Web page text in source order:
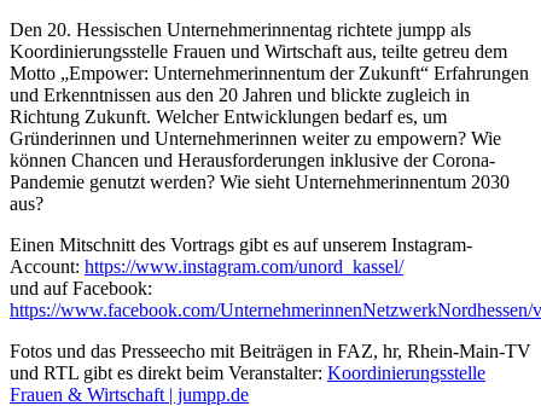
Den 20. Hessischen Unternehmerinnentag richtete jumpp als
Koordinierungsstelle Frauen und Wirtschaft aus, teilte getreu dem
Motto „Empower: Unternehmerinnentum der Zukunft“ Erfahrungen
und Erkenntnissen aus den 20 Jahren und blickte zugleich in
Richtung Zukunft. Welcher Entwicklungen bedarf es, um
Gründerinnen und Unternehmerinnen weiter zu empowern? Wie
können Chancen und Herausforderungen inklusive der Corona-
Pandemie genutzt werden? Wie sieht Unternehmerinnentum 2030
aus?
Einen Mitschnitt des Vortrags gibt es auf unserem Instagram-
Account: https://www.instagram.com/unord_kassel/
und auf Facebook:
https://www.facebook.com/UnternehmerinnenNetzwerkNordhessen/
Fotos und das Presseecho mit Beiträgen in FAZ, hr, Rhein-Main-TV
und RTL gibt es direkt beim Veranstalter: Koordinierungsstelle
Frauen & Wirtschaft | jumpp.de